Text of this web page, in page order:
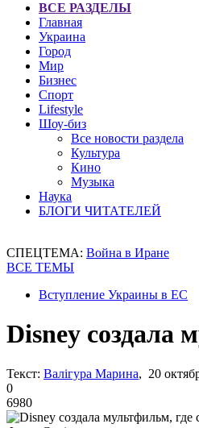
ВСЕ РАЗДЕЛЫ
Главная
Украина
Город
Мир
Бизнес
Спорт
Lifestyle
Шоу-биз
Все новости раздела
Культура
Кино
Музыка
Наука
БЛОГИ ЧИТАТЕЛЕЙ
СПЕЦТЕМА: Война в Иране
ВСЕ ТЕМЫ
Вступление Украины в ЕС
Disney создала
Текст: Валігура Марина, 20
0
6980